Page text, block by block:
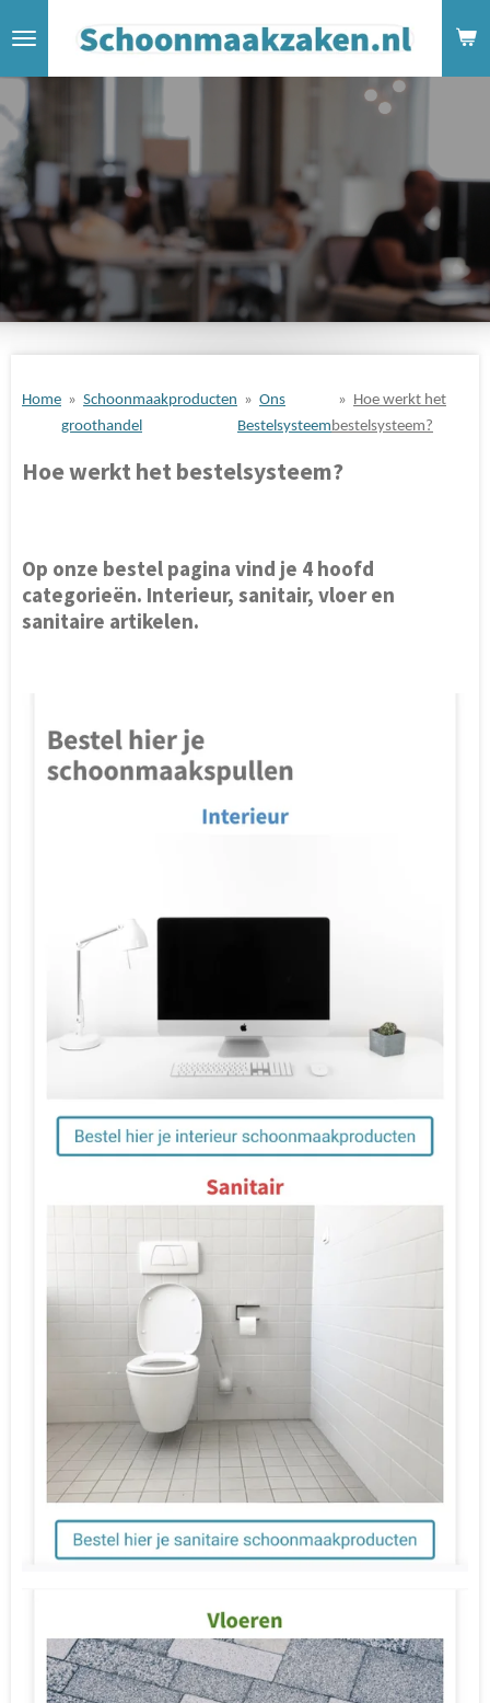
direct
naar
hoofdinhoud
Home » Schoonmaakproducten
groothandel
» Ons
Bestelsysteem
» Hoe werkt het
bestelsysteem?
Hoe werkt het bestelsysteem?
Op onze bestel pagina vind je 4 hoofd
categorieën. Interieur, sanitair, vloer en
sanitaire artikelen.